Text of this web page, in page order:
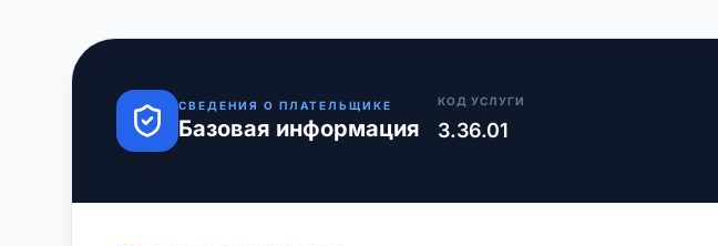
СВЕДЕНИЯ О ПЛАТЕЛЬЩИКЕ
Базовая информация
КОД УСЛУГИ
3.36.01